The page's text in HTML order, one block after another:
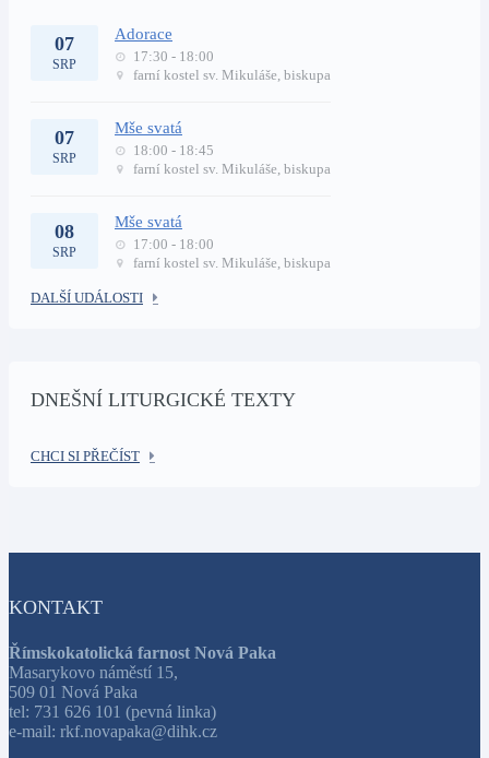
07
SRP
Adorace
17:30 - 18:00
farní kostel sv. Mikuláše, biskupa
07
SRP
Mše svatá
18:00 - 18:45
farní kostel sv. Mikuláše, biskupa
08
SRP
Mše svatá
17:00 - 18:00
farní kostel sv. Mikuláše, biskupa
DALŠÍ UDÁLOSTI
DNEŠNÍ LITURGICKÉ TEXTY
CHCI SI PŘEČÍST
KONTAKT
Římskokatolická farnost Nová Paka
Masarykovo náměstí 15,
509 01 Nová Paka
tel: 731 626 101 (pevná linka)
e-mail: rkf.novapaka@dihk.cz